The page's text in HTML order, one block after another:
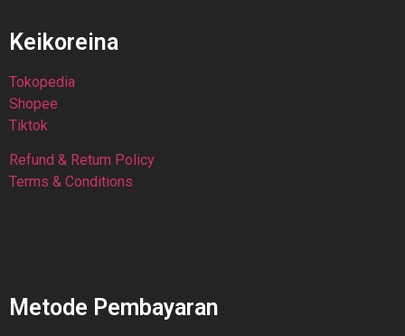
Keikoreina
Tokopedia
Shopee
Tiktok
Refund & Return Policy
Terms & Conditions
Metode Pembayaran